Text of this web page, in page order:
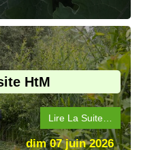
HtM
Lire La Suite…
dim 07 juin 2026